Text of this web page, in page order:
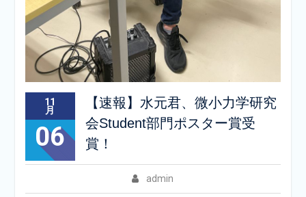
11
月
06
【速報】水元君、微小力学研究
会Student部門ポスター賞受
賞！
admin